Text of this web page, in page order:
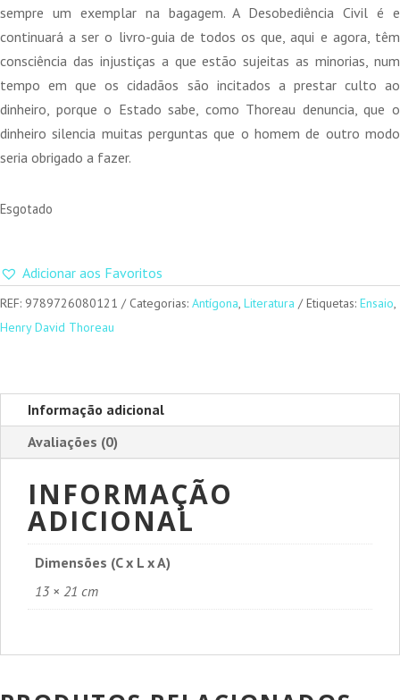
sempre um exemplar na bagagem. A Desobediência Civil é e
continuará a ser o livro-guia de todos os que, aqui e agora, têm
consciência das injustiças a que estão sujeitas as minorias, num
tempo em que os cidadãos são incitados a prestar culto ao
dinheiro, porque o Estado sabe, como Thoreau denuncia, que o
dinheiro silencia muitas perguntas que o homem de outro modo
seria obrigado a fazer.
Esgotado
Adicionar aos Favoritos
REF: 9789726080121 Categorias: Antígona, Literatura Etiquetas: Ensaio,
Henry David Thoreau
Informação adicional
Avaliações (0)
INFORMAÇÃO
ADICIONAL
Dimensões (C x L x A)
13 × 21 cm